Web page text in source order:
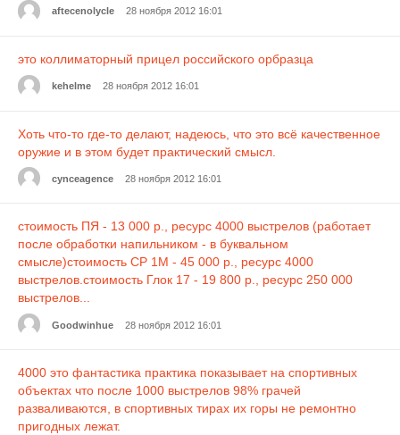
aftecenolycle 28 ноября 2012 16:01
это коллиматорный прицел российского орбразца
kehelme 28 ноября 2012 16:01
Хоть что-то где-то делают, надеюсь, что это всё качественное
оружие и в этом будет практический смысл.
cynceagence 28 ноября 2012 16:01
стоимость ПЯ - 13 000 р., ресурс 4000 выстрелов (работает
после обработки напильником - в буквальном
смысле)стоимость СР 1М - 45 000 р., ресурс 4000
выстрелов.стоимость Глок 17 - 19 800 р., ресурс 250 000
выстрелов...
Goodwinhue 28 ноября 2012 16:01
4000 это фантастика практика показывает на спортивных
объектах что после 1000 выстрелов 98% грачей
разваливаются, в спортивных тирах их горы не ремонтно
пригодных лежат.